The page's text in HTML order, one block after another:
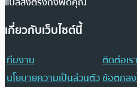
เกี่ยวกับเว็บไซต์นี้
ทีมงาน
ติดต่อเร
นโยบายความเป็นส่วนตัวข้อตกลง